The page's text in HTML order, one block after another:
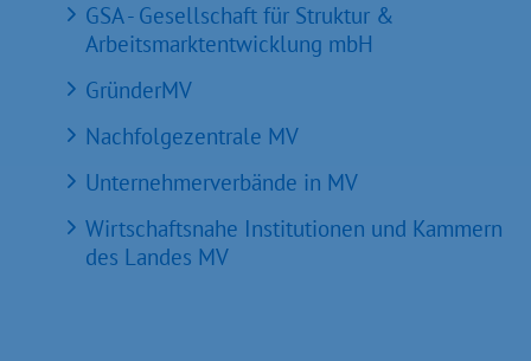
GSA - Gesellschaft für Struktur &
Arbeitsmarktentwicklung mbH
GründerMV
Nachfolgezentrale MV
Unternehmerverbände in MV
Wirtschaftsnahe Institutionen und Kammern
des Landes MV